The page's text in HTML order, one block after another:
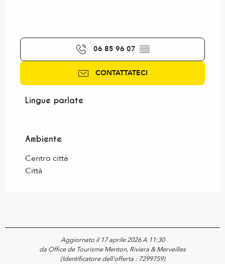
06 85 96 07 ▒▒
CONTATTATECI
Lingue parlate
Lingue parlate
Ambiente
Ambiente
Centro città
Città
Aggiornato il 17 aprile 2026 A 11:30
da Office de Tourisme Menton, Riviera & Merveilles
(Identificatore dell'offerta : 7299759)